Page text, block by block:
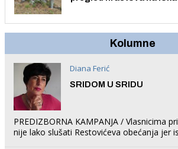
Kolumne
Diana Ferić
SRIDOM U SRIDU
PREDIZBORNA KAMPANJA / Vlasnicima
nije lako slušati Restovićeva obećanja jer